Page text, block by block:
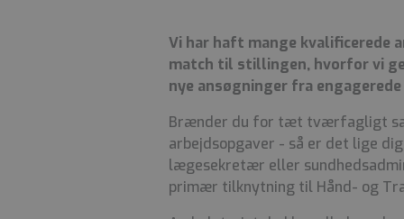
Vi har haft mange kvalificerede
match til stillingen, hvorfor vi
nye ansøgninger fra
Brænder du for tæt tværfagligt
arbejdsopgaver - så er det lige
lægesekretær eller
primær tilknytning til Hånd- og